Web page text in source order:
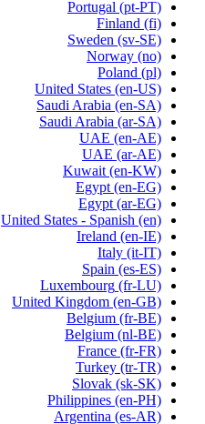
Portugal (pt-PT)
Finland (fi)
Sweden (sv-SE)
Norway (no)
Poland (pl)
United States (en-US)
Saudi Arabia (en-SA)
Saudi Arabia (ar-SA)
UAE (en-AE)
UAE (ar-AE)
Kuwait (en-KW)
Egypt (en-EG)
Egypt (ar-EG)
United States - Spanish (en)
Ireland (en-IE)
Italy (it-IT)
Spain (es-ES)
Luxembourg (fr-LU)
United Kingdom (en-GB)
Belgium (fr-BE)
Belgium (nl-BE)
France (fr-FR)
Turkey (tr-TR)
Slovak (sk-SK)
Philippines (en-PH)
Argentina (es-AR)